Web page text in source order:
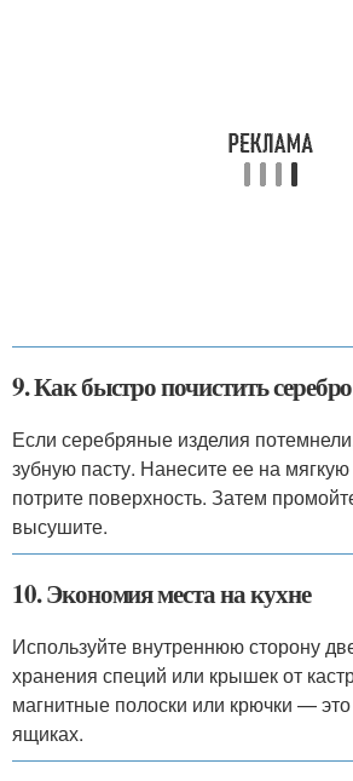
9. Как быстро почистить серебро
Если серебряные изделия
зубную пасту. Нанесите ее на мягкую
потрите поверхность. Затем
высушите.
10. Экономия места на кухне
Используйте внутреннюю сторону
хранения специй или крышек от
магнитные полоски или крючки —
ящиках.